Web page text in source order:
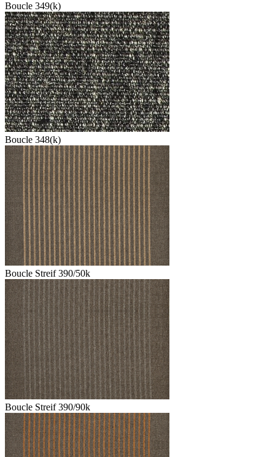
Boucle 349(k)
Boucle 348(k)
Boucle Streif 390/50k
Boucle Streif 390/90k